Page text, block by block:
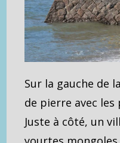
Sur la gauche de
de pierre avec les
Juste à côté, un